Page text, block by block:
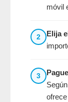
móvil
2 Elija
3 Pague